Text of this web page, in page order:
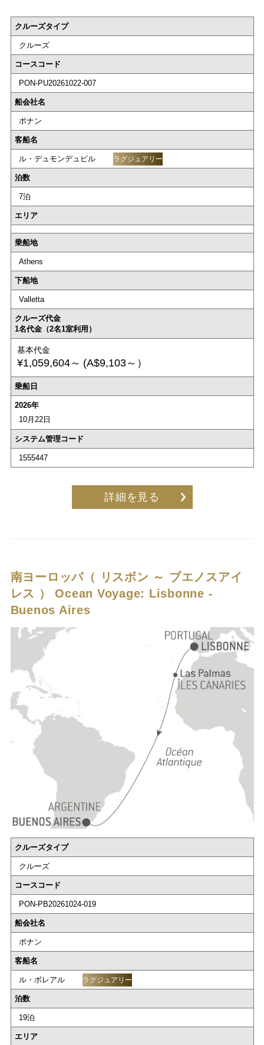
クルーズタイプ
クルーズ
コースコード
PON-PU20261022-007
船会社名
ポナン
客船名
ル・デュモンデュビル ラグジュアリー
泊数
7泊
エリア
乗船地
Athens
下船地
Valletta
クルーズ代金
1名代金（2名1室利用）
基本代金
¥1,059,604～ (A$9,103～）
乗船日
2026年
10月22日
システム管理コード
1555447
詳細を見る
南ヨーロッパ（ リスボン ～ ブエノスアイ
レス ）Ocean Voyage: Lisbonne -
Buenos Aires
クルーズタイプ
クルーズ
コースコード
PON-PB20261024-019
船会社名
ポナン
客船名
ル・ボレアル ラグジュアリー
泊数
19泊
エリア